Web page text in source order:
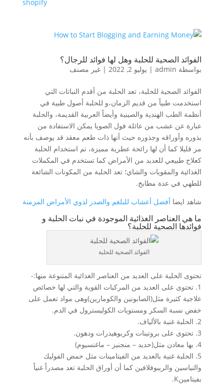
shopify
الفوائد الصحية للحلبة وهل لها فوائد للرجال؟
بواسطة admin
| يوليو 2, 2022 | غير مصنف
الفوائد الصحية للحلبة، تعد الحلبة من أقدم النباتات التي
استخدمت طبياً من قديم الزمان،و للحلبة أصول طبية في
أنظمة الطب الهندية والصينية وأيضاً العربية القديمة، والحلبة
عبارة عن عشب من عائلة فول الصويا يمكن الاستفادة من
بذوره وأوراقه وجذوره حيث أنها ذات طعم معقد قد يوصف بأنه
مر قليلا كما أن لها رائحة عطرية مميزة، تم استخدام الحلبة
كعلاج طبيعي للعديد من الأمراض كما تستخدم في المكملات
الغذائية والمقويات والشاي؛ تعد الحلبة من المكونات الشائعة
للطهي في عدة مطابخ.
شاهد ايضا أفضل أعشاب للبلغم والصدر لذوي الأمراض المزمنة
ما هي العناصر الغذائية الموجودة في نبات الحلبة و
فوائدها الصحية للحلبة؟
الفوائد الصحية للحلبة
تحتوى الحلبة على العديد من العناصر الغذائية المتنوعة منها:-
1. تحتوى على العديد من المركبات القوية والتي لها خصائص
علاجية كثيرة مثل(الصابونين والكومارين)وهى مواد تعمل على
خفض نسبة السكر ومستويات الكوليسترول في الدم.
2. الحلبة غنية بالألياف.
3. تحتوى على بروتينات وكربوهيدرات ودهون.
4. بها معادن مثل(حديد – منجنيز – ماغنسيوم)
5. الحلبة غنية بالعديد من الفيتامينات مثل حمض الفوليك
والنياسين والريبوفلافين كما أن أوراق الحلبة تعد مصدراً غنياً
بفيتامينK.